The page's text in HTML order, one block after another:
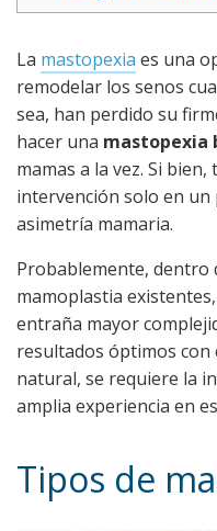
La mastopexia es una
remodelar los senos
sea, han perdido su
hacer una mastopexia
mamas a la vez. Si
intervención solo en un
asimetría mamaria.
Probablemente, dentro
mamoplastia
entraña mayor
resultados óptimos con
natural, se requiere la
amplia experiencia en
Tipos de